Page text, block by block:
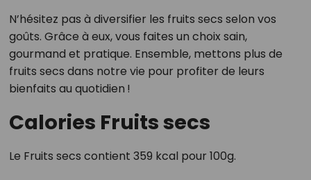
N’hésitez pas à diversifier les fruits secs selon vos
goûts. Grâce à eux, vous faites un choix sain,
gourmand et pratique. Ensemble, mettons plus de
fruits secs dans notre vie pour profiter de leurs
bienfaits au quotidien !
Calories Fruits secs
Le Fruits secs contient 359 kcal pour 100g.